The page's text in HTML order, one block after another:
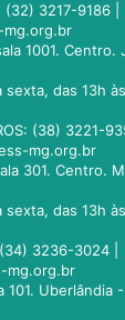
(32) 3217-9186 |
mg.org.br
1001. Centro.
das 13h
(38) 3221-
mg.org.br
301. Centro.
das 13h
3236-3024 |
mg.org.br
Uberlândia